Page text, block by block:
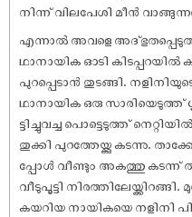
നിന്ന് വിലപേശി മീൻ
എന്നാൽ അവളെ
ഥാനായിക ഓടി കിടപ്പറയിൽ
പുറപ്പെടാൻ തുടങ്ങി.
ഥാനായിക ഒരു സാരിയെടുത്ത്
ട്ടിച്ചുവച്ച പൊട്ടെടുത്ത്
തുക്കി പുറത്തേയ്ക്കു കടന്നു.
പ്പോൾ വീണ്ടും അകത്തു
വീടുപൂട്ടി
കയറിയ നായികയെ നളിനി